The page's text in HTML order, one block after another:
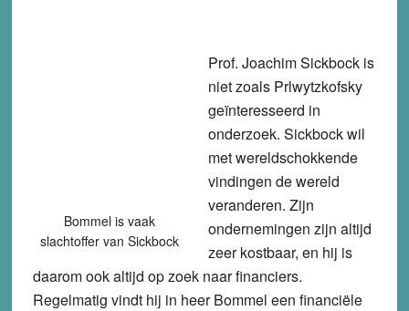
Bommel is vaak
slachtoffer van Sickbock
Prof. Joachim Sickbock is
niet zoals Prlwytzkofsky
geïnteresseerd in
onderzoek. Sickbock wil
met wereldschokkende
vindingen de wereld
veranderen. Zijn
ondernemingen zijn altijd
zeer kostbaar, en hij is
daarom ook altijd op zoek naar financiers.
Regelmatig vindt hij in heer Bommel een financiële